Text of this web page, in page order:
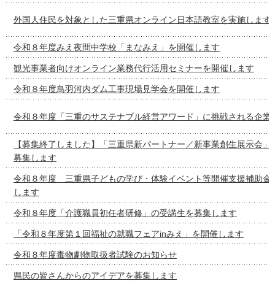
外国人住民を対象とした三重県オンライン日本語教室を実施します
令和８年度みえ夜間中学校「まなみえ」を開催します
観光事業者向けオンライン業務代行活用セミナーを開催します
令和８年度鳥羽河内ダム工事現場見学会を開催します
令和８年度「三重のサステナブル経営アワード」に挑戦される企業
【募集終了しました】「三重県新パートナー／新事業創生展示会
募集します
令和８年度 三重県子どもの学び・体験イベント等開催支援補助金
します
令和８年度「介護職員初任者研修」の受講生を募集します
「令和８年度第１回福祉の就職フェアinみえ」を開催します
令和８年度毒物劇物取扱者試験のお知らせ
県民の皆さんからのアイデアを募集します